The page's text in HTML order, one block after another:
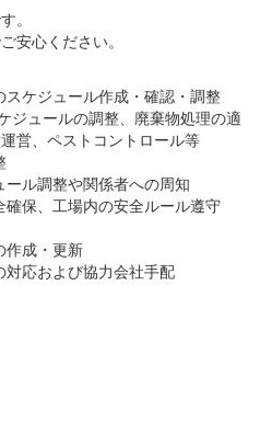
。
安心ください。
ケジュール作成・確認・調整
ュールの調整、廃棄物処理の適
営、ペストコントロール等
ル調整や関係者への周知
保、工場内の安全ルール遵守
成・更新
応および協力会社手配